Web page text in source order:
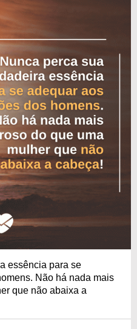
essência para se
Não há nada mais
que não abaixa a